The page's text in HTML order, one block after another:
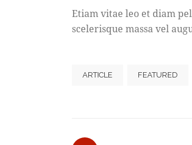
Etiam vitae leo et diam
scelerisque massa vel
ARTICLE FEATURED